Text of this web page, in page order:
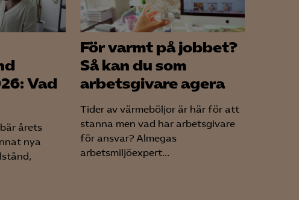
Vad
årets
nya
För varmt på jobbet?
Så kan du som
arbetsgivare agera
Tider av värmeböljor är här för att
stanna men vad har arbetsgivare
för ansvar? Almegas
arbetsmiljöexpert...